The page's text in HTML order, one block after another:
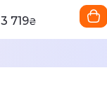
3 719₴